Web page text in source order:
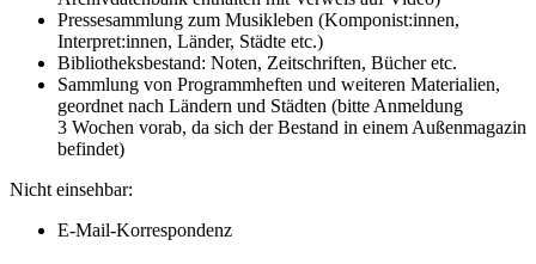
Pressesammlung zum Musikleben (Komponist:innen,
Interpret:innen, Länder, Städte etc.)
Bibliotheksbestand: Noten, Zeitschriften, Bücher etc.
Sammlung von Programmheften und weiteren Materialien,
geordnet nach Ländern und Städten (bitte Anmeldung
3 Wochen vorab, da sich der Bestand in einem Außenmagazin
befindet)
Nicht einsehbar:
E-Mail-Korrespondenz